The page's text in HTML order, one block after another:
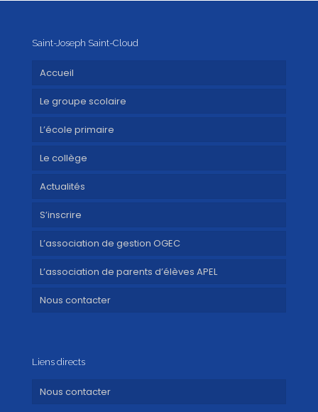
Saint-Joseph Saint-Cloud
Accueil
Le groupe scolaire
L’école primaire
Le collège
Actualités
S’inscrire
L’association de gestion OGEC
L’association de parents d’élèves APEL
Nous contacter
Liens directs
Nous contacter